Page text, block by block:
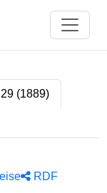
29 (1889)
RDF